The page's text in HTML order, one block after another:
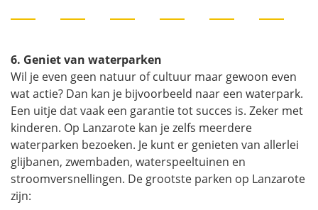
6. Geniet van waterparken
Wil je even geen natuur of cultuur maar gewoon even
wat actie? Dan kan je bijvoorbeeld naar een waterpark.
Een uitje dat vaak een garantie tot succes is. Zeker met
kinderen. Op Lanzarote kan je zelfs meerdere
waterparken bezoeken. Je kunt er genieten van allerlei
glijbanen, zwembaden, waterspeeltuinen en
stroomversnellingen. De grootste parken op Lanzarote
zijn: